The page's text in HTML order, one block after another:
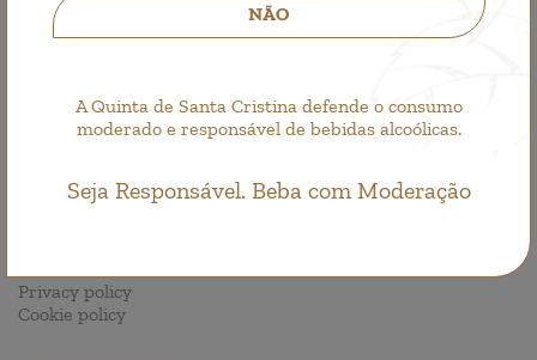
NÃO
A Quinta de Santa Cristina defende o consumo
moderado e responsável de bebidas alcoólicas.
Seja Responsável. Beba com Moderação
Order now!
GO TO SHOP
Privacy policy
Cookie policy